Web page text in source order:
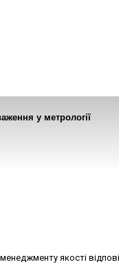
у метрології
якості